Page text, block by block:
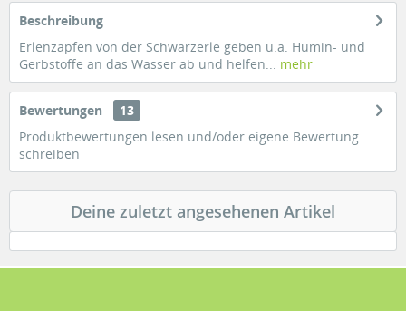
Beschreibung
Erlenzapfen von der Schwarzerle geben u.a. Humin- und
Gerbstoffe an das Wasser ab und helfen... mehr
Bewertungen
13
Produktbewertungen lesen und/oder eigene Bewertung
schreiben
Deine zuletzt angesehenen Artikel